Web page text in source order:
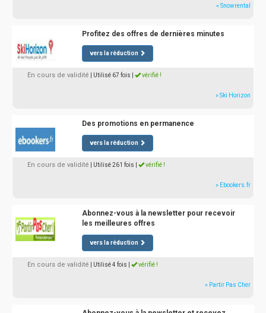
» Snowrental
Profitez des offres de dernières minutes
vers la réduction
En cours de validité | Utilisé 67 fois vérifié !
» Ski Horizon
Des promotions en permanence
vers la réduction
En cours de validité | Utilisé 261 fois vérifié !
» Ebookers.fr
Abonnez-vous à la newsletter pour recevoir
les meilleures offres
vers la réduction
En cours de validité | Utilisé 4 fois vérifié !
» Partir Pas Cher